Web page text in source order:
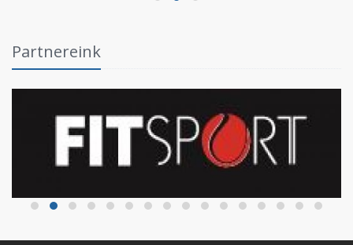
Partnereink